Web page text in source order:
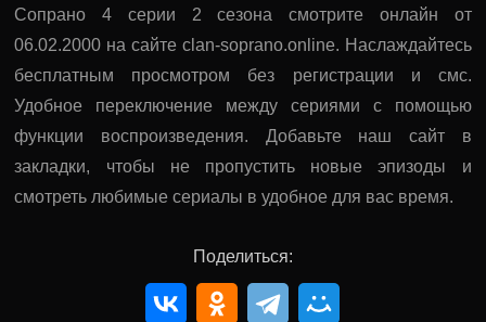
Сопрано 4 серии 2 сезона смотрите онлайн от
06.02.2000 на сайте clan-soprano.online. Наслаждайтесь
бесплатным просмотром без регистрации и смс.
Удобное переключение между сериями с помощью
функции воспроизведения. Добавьте наш сайт в
закладки, чтобы не пропустить новые эпизоды и
смотреть любимые сериалы в удобное для вас время.
Поделиться: